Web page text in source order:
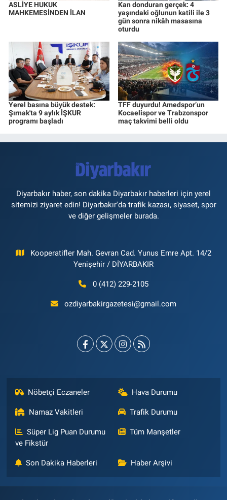
ASLİYE HUKUK
MAHKEMESİNDEN İLAN
Kan donduran gerçek: 4
yaşındaki oğlunun katili ile 3
gün sonra nikâh masasına
oturdu
Yerel basına büyük destek:
Şırnak'ta 9 aylık İŞKUR
programı başladı
TFF duyurdu! Amedspor’un
Kocaelispor ve Trabzonspor
maç takvimi belli oldu
Diyarbakır haber, son dakika Diyarbakır haberleri için yerel
sitemizi ziyaret edin! Diyarbakır'da trafik kazası, siyaset, spor
ve diğer gelişmeler burada.
Kooperatifler Mah. Gevran Cad. Yunus Emre Apt. 14/2
Yenişehir / DİYARBAKIR
0 (412) 229-2105
ozdiyarbakirgazetesi@gmail.com
Nöbetçi Eczaneler Hava Durumu
Namaz Vakitleri Trafik Durumu
Süper Lig Puan Durumu
ve Fikstür
Tüm Manşetler
Son Dakika Haberleri Haber Arşivi